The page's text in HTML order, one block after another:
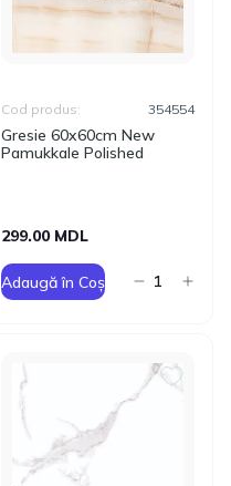
Gresie 60x60cm New
Pamukkale Polished
Cod produs: 354554
299.00 MDL
Adaugă în Coș